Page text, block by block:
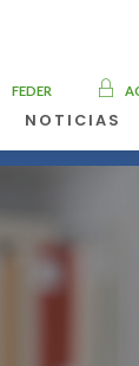
FEDER
NOTICIAS